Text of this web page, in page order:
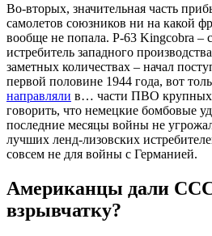
Во-вторых, значительная часть
самолетов союзников ни на какой
вообще не попала. P-63 Kingcobra –
истребитель западного
заметных количествах – начал
первой половине 1944 года, вот
направляли в… части ПВО крупных
говорить, что немецкие бомбовые
последние месяцы войны не
лучших ленд-лизовских
совсем не для войны с Германией.
Американцы дали
взрывчатку?